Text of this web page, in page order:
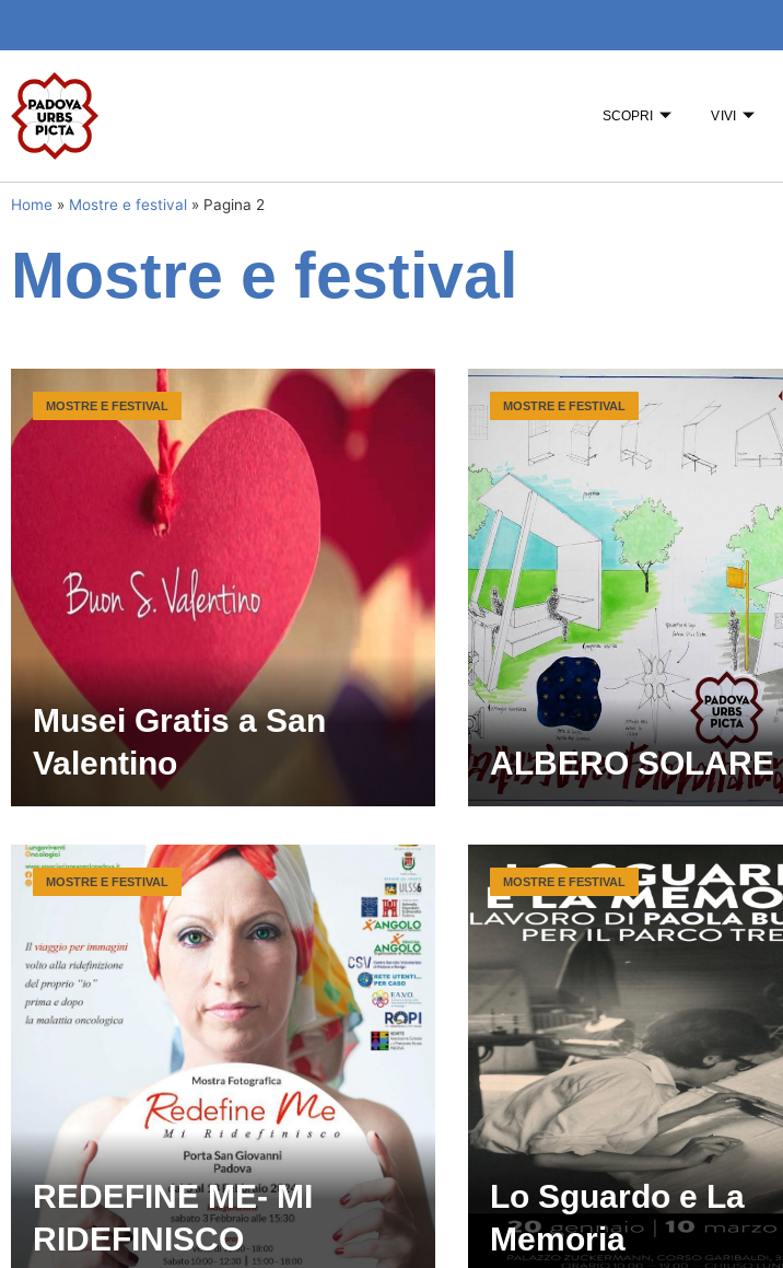
SCOPRI VIVI
Home » Mostre e festival » Pagina 2
Mostre e festival
Musei Gratis a San
Valentino
MOSTRE E FESTIVAL
ALBERO SOLARE
MOSTRE E FESTIVAL
REDEFINE ME- MI
RIDEFINISCO
MOSTRE E FESTIVAL
Lo Sguardo e La
Memoria
MOSTRE E FESTIVAL